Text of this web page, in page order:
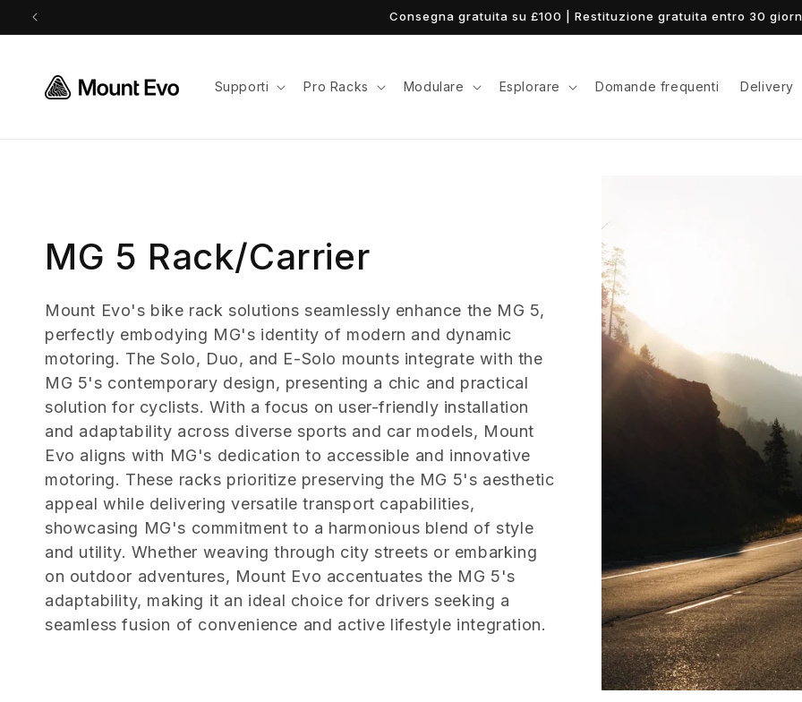
direttamente
ai contenuti
Consegna gratuita su £100 | Restituzione gratuita entro 30
Supporti Pro Racks Modulare Esplorare Domande frequenti Delivery
C
o
l
l
e
z
i
o
n
MG 5 Rack/Carrier
Mount Evo's bike rack solutions seamlessly enhance the MG 5,
perfectly embodying MG's identity of modern and dynamic
motoring. The Solo, Duo, and E-Solo mounts integrate with the
MG 5's contemporary design, presenting a chic and practical
solution for cyclists. With a focus on user-friendly installation
and adaptability across diverse sports and car models, Mount
Evo aligns with MG's dedication to accessible and innovative
motoring. These racks prioritize preserving the MG 5's aesthetic
appeal while delivering versatile transport capabilities,
showcasing MG's commitment to a harmonious blend of style
and utility. Whether weaving through city streets or embarking
on outdoor adventures, Mount Evo accentuates the MG 5's
adaptability, making it an ideal choice for drivers seeking a
seamless fusion of convenience and active lifestyle integration.